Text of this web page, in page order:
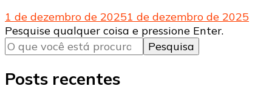
1 de dezembro de 20251 de dezembro de 2025
Procurando
algo?
Pesquise qualquer coisa e pressione Enter.
Posts recentes